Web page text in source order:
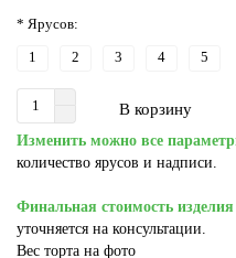
* Ярусов:
1 2 3 4 5
В корзину
Изменить можно все
количество ярусов и надписи.
Финальная стоимость изделия
уточняется на консультации.
Вес торта на фото